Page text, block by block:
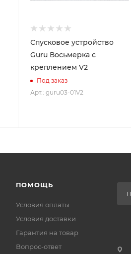
Спусковое устройство
Guru Восьмерка с
креплением V2
Под заказ
Арт.: guru03-01V2
ПОМОЩЬ
Условия оплаты
Условия доставки
Гарантия на товар
Вопрос-ответ